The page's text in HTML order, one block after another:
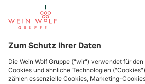
Beliebte Regionen
Beliebte Produzenten
Wein Wolf